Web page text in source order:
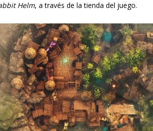
Helm, a través de la tienda del juego.